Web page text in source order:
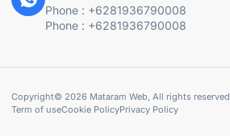
Phone : +6281936790008
Phone : +6281936790008
Copyright© 2026 Mataram Web, All rights reserved
Term of useCookie PolicyPrivacy Policy